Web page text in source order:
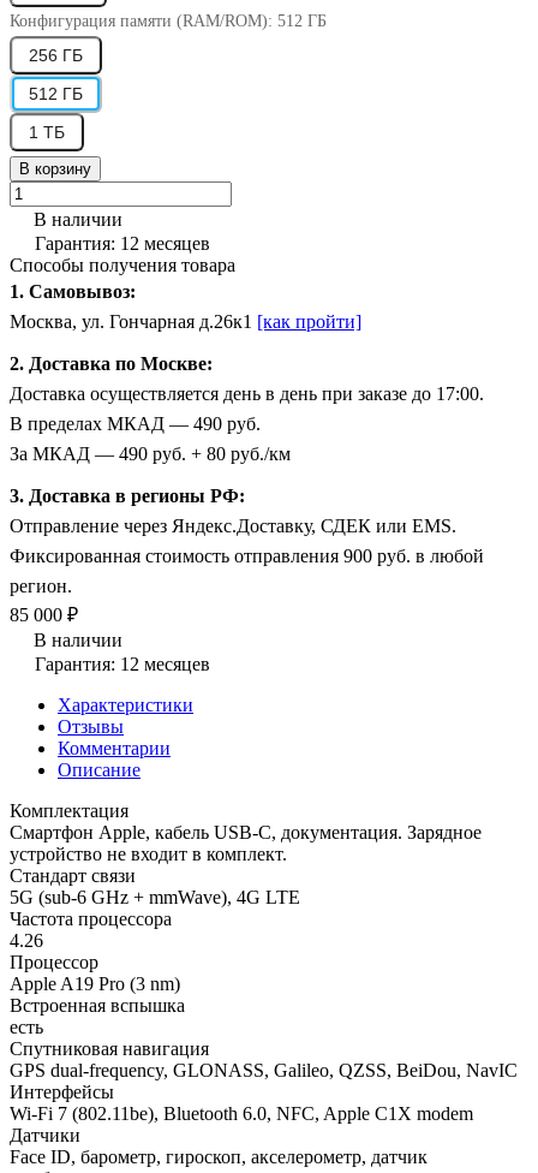
Конфигурация памяти (RAM/ROM): 512 ГБ
256 ГБ
512 ГБ
1 ТБ
В корзину
В наличии
Гарантия: 12 месяцев
Способы получения товара
1. Самовывоз:
Москва, ул. Гончарная д.26к1 [как пройти]
2. Доставка по Москве:
Доставка осуществляется день в день при заказе до 17:00.
В пределах МКАД — 490 руб.
За МКАД — 490 руб. + 80 руб./км
3. Доставка в регионы РФ:
Отправление через Яндекс.Доставку, СДЕК или EMS.
Фиксированная стоимость отправления 900 руб. в любой
регион.
85 000 ₽
В наличии
Гарантия: 12 месяцев
Характеристики
Отзывы
Комментарии
Описание
Комплектация
Смартфон Apple, кабель USB-C, документация. Зарядное
устройство не входит в комплект.
Стандарт связи
5G (sub-6 GHz + mmWave), 4G LTE
Частота процессора
4.26
Процессор
Apple A19 Pro (3 nm)
Встроенная вспышка
есть
Спутниковая навигация
GPS dual-frequency, GLONASS, Galileo, QZSS, BeiDou, NavIC
Интерфейсы
Wi-Fi 7 (802.11be), Bluetooth 6.0, NFC, Apple C1X modem
Датчики
Face ID, барометр, гироскоп, акселерометр, датчик